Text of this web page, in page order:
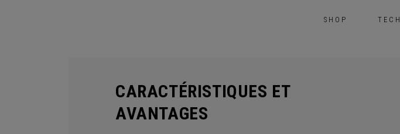
SHOP TECH
CARACTÉRISTIQUES ET
AVANTAGES